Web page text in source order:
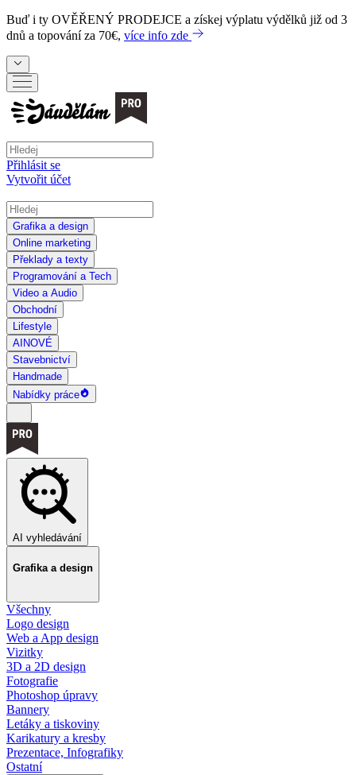
Buď i ty OVĚŘENÝ PRODEJCE a získej výplatu výdělků již od 3
dnů a topování za 70€, více info zde
Přihlásit se
Vytvořit účet
Grafika a design
Online marketing
Překlady a texty
Programování a Tech
Video a Audio
Obchodní
Lifestyle
AI NOVÉ
Stavebnictví
Handmade
Nabídky práce
AI vyhledávání
Grafika a design
Všechny
Logo design
Web a App design
Vizitky
3D a 2D design
Fotografie
Photoshop úpravy
Bannery
Letáky a tiskoviny
Karikatury a kresby
Prezentace, Infografiky
Ostatní